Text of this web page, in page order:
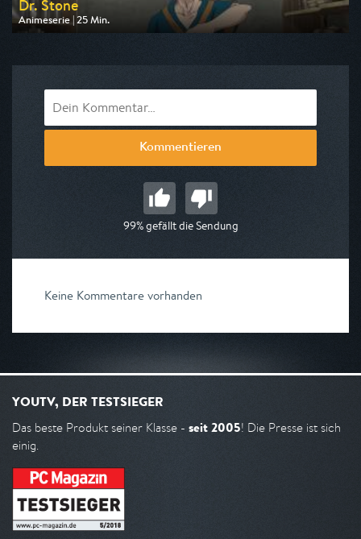
Dr. Stone
Animeserie | 25 Min.
Ausgestrahlt von Pro 7 Maxx
Kommentieren
99% gefällt die Sendung
Keine Kommentare vorhanden
YOUTV, DER TESTSIEGER
Das beste Produkt seiner Klasse - seit 2005! Die Presse ist sich
einig.